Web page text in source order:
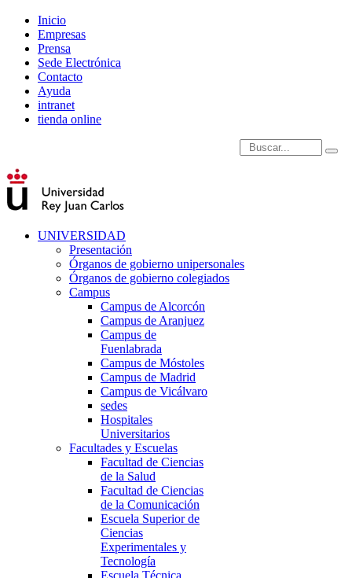
Inicio
Empresas
Prensa
Sede Electrónica
Contacto
Ayuda
intranet
tienda online
Introduce términos de
UNIVERSIDAD
Presentación
Órganos de gobierno unipersonales
Órganos de gobierno colegiados
Campus
Campus de Alcorcón
Campus de Aranjuez
Campus de
Fuenlabrada
Campus de Móstoles
Campus de Madrid
Campus de Vicálvaro
sedes
Hospitales
Universitarios
Facultades y Escuelas
Facultad de Ciencias
de la Salud
Facultad de Ciencias
de la Comunicación
Escuela Superior de
Ciencias
Experimentales y
Tecnología
Escuela Técnica